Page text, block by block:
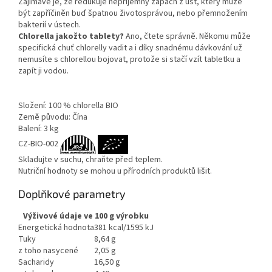
být zapříčiněn buď špatnou životosprávou, nebo přemnožením
bakterií v ústech.
Chlorella jakožto tablety? Ano, čtete správně. Někomu může
specifická chuť chlorelly vadit a i díky snadnému dávkování už
nemusíte s chlorellou bojovat, protože si stačí vzít tabletku a
zapít ji vodou.
Složení: 100 % chlorella BIO
Země původu: Čína
Balení: 3 kg
CZ-BIO-002
Skladujte v suchu, chraňte před teplem.
Nutriční hodnoty se mohou u přírodních produktů lišit.
Doplňkové parametry
Výživové údaje ve 100 g výrobku
Energetická hodnota381 kcal/1595 kJ
Tuky
8,64 g
z toho nasycené
2,05 g
Sacharidy
16,50 g